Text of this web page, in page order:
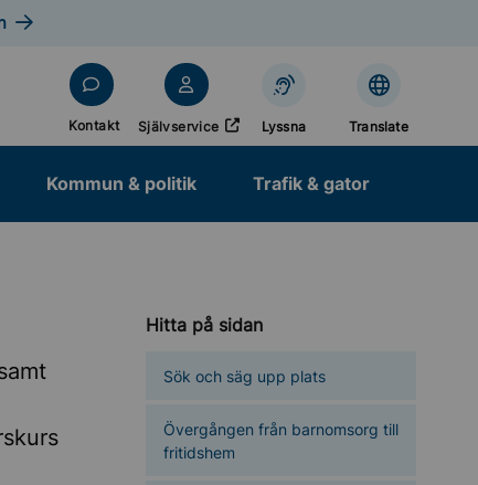
Kontakt Självservice
Öppnas i nytt fönster
Lyssna Translate
Kommun & politik Trafik & gator
Hitta på sidan
Sök och säg upp plats
Övergången från barnomsorg till
fritidshem